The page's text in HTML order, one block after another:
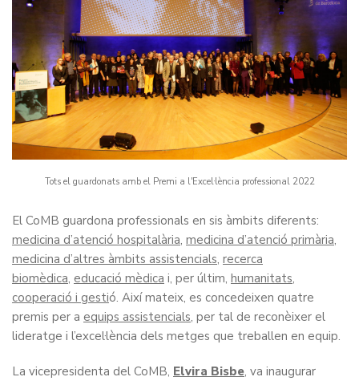
Tots el guardonats amb el Premi a l'Excel·lència professional 2022
El CoMB guardona professionals en sis àmbits diferents:
medicina d’atenció hospitalària, medicina d’atenció primària,
medicina d’altres àmbits assistencials, recerca
biomèdica, educació mèdica i, per últim, humanitats,
cooperació i gestió. Així mateix, es concedeixen quatre
premis per a equips assistencials, per tal de reconèixer el
lideratge i l’excel·lència dels metges que treballen en equip.
La vicepresidenta del CoMB, Elvira Bisbe, va inaugurar